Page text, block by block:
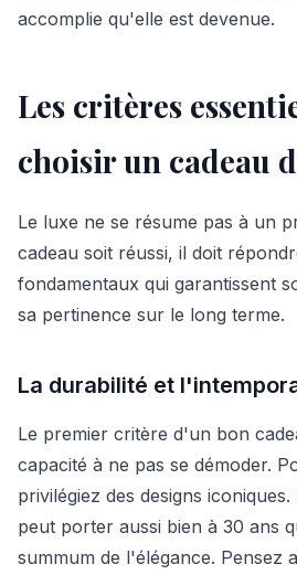
accomplie qu'elle est devenue.
Les critères
choisir un cadeau
Le luxe ne se résume pas à un
cadeau soit réussi, il doit
fondamentaux qui garantissent
sa pertinence sur le long terme.
La durabilité et
Le premier critère d'un bon
capacité à ne pas se démoder.
privilégiez des designs
peut porter aussi bien à 30 ans
summum de l'élégance. Pensez